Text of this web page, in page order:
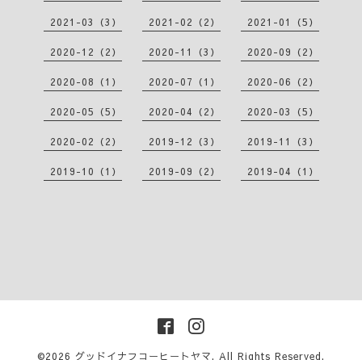
2021-03（3） 2021-02（2） 2021-01（5）
2020-12（2） 2020-11（3） 2020-09（2）
2020-08（1） 2020-07（1） 2020-06（2）
2020-05（5） 2020-04（2） 2020-03（5）
2020-02（2） 2019-12（3） 2019-11（3）
2019-10（1） 2019-09（2） 2019-04（1）
©2026 グッドイナフコーヒートヤマ. All Rights Reserved.